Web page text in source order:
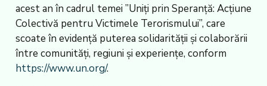
acest an în cadrul temei ”Uniți prin Speranță: Acțiune
Colectivă pentru Victimele Terorismului”, care
scoate în evidență puterea solidarității și colaborării
între comunități, regiuni și experiențe, conform
https://www.un.org/.